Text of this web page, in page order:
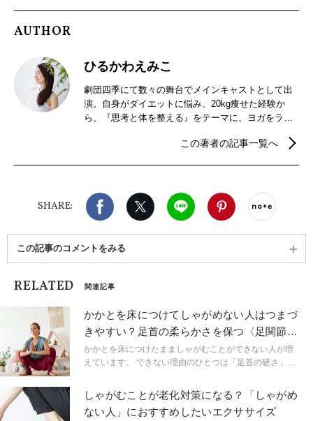
AUTHOR
ひるかわえみこ
劇団四季にて数々の舞台でメインキャストとして出
演。自身がダイエットに悩み、20kg痩せた経験か
ら、『思考と体を整える』をテーマに、ヨガをライ
この著者の記事一覧へ
SHARE:
Facebook X（旧twitter）
LINE Pinterest
この記事のコメントをみる
RELATED 関連記事
かかとを床につけてしゃがめない人はつまづ
きやすい？足首の柔らかさを保つ〈足関節ほ
ぐし〉２選
かかとを床につけたまましゃがむことができない人が増
えています。 できない理由のひとつは「足首の硬さ」。
てしまうので、常にほぐしておくことが大切です。
しゃがむことが老化対策になる？「しゃがめ
ない人」におすすめしたいエクササイズ